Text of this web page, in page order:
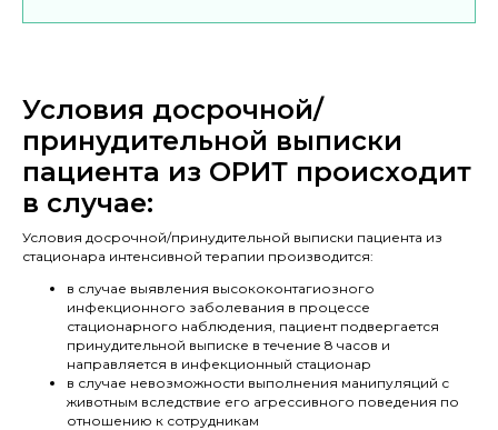
Условия досрочной/
принудительной выписки
пациента из ОРИТ происходит
в случае:
Условия досрочной/принудительной выписки пациента из
стационара интенсивной терапии производится:
в случае выявления высококонтагиозного
инфекционного заболевания в процессе
стационарного наблюдения, пациент подвергается
принудительной выписке в течение 8 часов и
направляется в инфекционный стационар
в случае невозможности выполнения манипуляций с
животным вследствие его агрессивного поведения по
отношению к сотрудникам